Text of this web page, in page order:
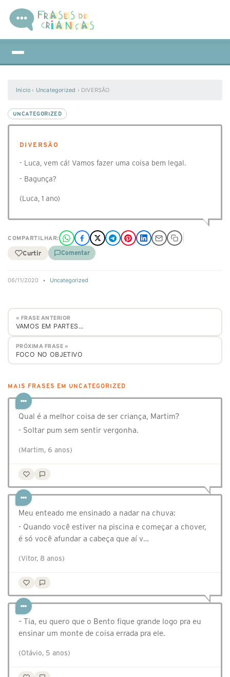
Início › Uncategorized › DIVERSÃO
UNCATEGORIZED
DIVERSÃO
- Luca, vem cá! Vamos fazer uma coisa bem legal.
- Bagunça?
(Luca, 1 ano)
COMPARTILHAR:
Curtir Comentar
06/11/2020 • Uncategorized
« FRASE ANTERIOR
VAMOS EM PARTES...
PRÓXIMA FRASE »
FOCO NO OBJETIVO
MAIS FRASES EM UNCATEGORIZED
Qual é a melhor coisa de ser criança, Martim?
- Soltar pum sem sentir vergonha.
(Martim, 6 anos)
Meu enteado me ensinado a nadar na chuva:
- Quando você estiver na piscina e começar a chover,
é só você afundar a cabeça que aí v…
(Vitor, 8 anos)
– Tia, eu quero que o Bento fique grande logo pra eu
ensinar um monte de coisa errada pra ele.
(Otávio, 5 anos)